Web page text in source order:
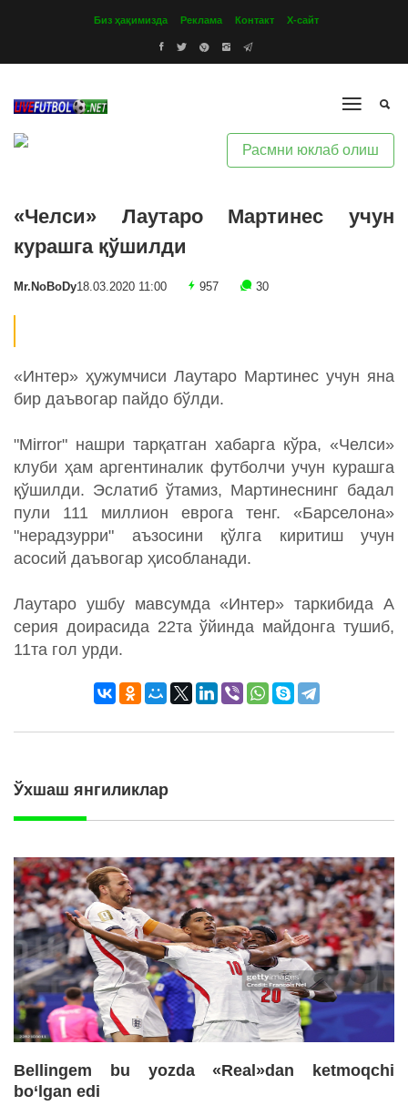
Биз ҳақимизда Реклама Контакт Х-сайт
Расмни юклаб олиш
«Челси» Лаутаро Мартинес учун
курашга қўшилди
Mr.NoBoDy18.03.2020 11:00 957 30
«Интер» ҳужумчиси Лаутаро Мартинес учун яна
бир даъвогар пайдо бўлди.
"Mirror" нашри тарқатган хабарга кўра, «Челси»
клуби ҳам аргентиналик футболчи учун курашга
қўшилди. Эслатиб ўтамиз, Мартинеснинг бадал
пули 111 миллион еврога тенг. «Барселона»
"нерадзурри" аъзосини қўлга киритиш учун
асосий даъвогар ҳисобланади.
Лаутаро ушбу мавсумда «Интер» таркибида А
серия доирасида 22та ўйинда майдонга тушиб,
11та гол урди.
Ўхшаш янгиликлар
Bellingem bu yozda «Real»dan ketmoqchi
bo‘lgan edi